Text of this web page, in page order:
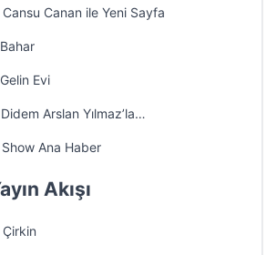
Canan ile Yeni Sayfa
Evi
Arslan Yılmaz’la…
Ana Haber
Akışı